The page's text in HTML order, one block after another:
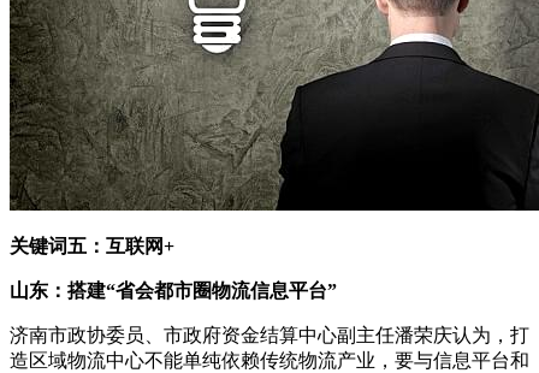
关键词五：互联网+
山东：搭建“省会都市圈物流信息平台”
济南市政协委员、市政府资金结算中心副主任潘荣庆认为，打
造区域物流中心不能单纯依赖传统物流产业，要与信息平台和